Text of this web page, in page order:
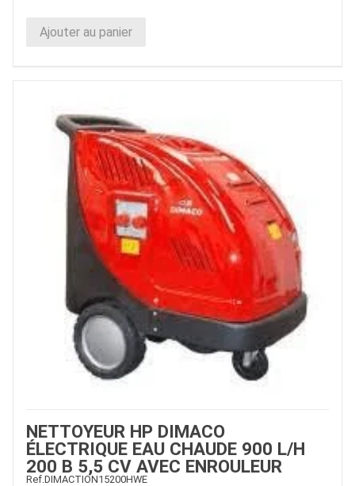
Ajouter au panier
NETTOYEUR HP DIMACO
ÉLECTRIQUE EAU CHAUDE 900 L/H
200 B 5,5 CV AVEC ENROULEUR
Ref. DIMACTION15200HWE